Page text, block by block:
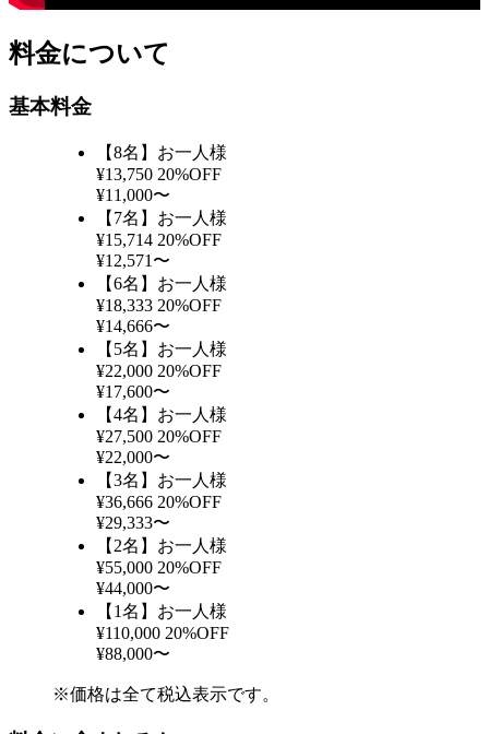
料金について
基本料金
【8名】お一人様
¥13,750 20%OFF
¥11,000〜
【7名】お一人様
¥15,714 20%OFF
¥12,571〜
【6名】お一人様
¥18,333 20%OFF
¥14,666〜
【5名】お一人様
¥22,000 20%OFF
¥17,600〜
【4名】お一人様
¥27,500 20%OFF
¥22,000〜
【3名】お一人様
¥36,666 20%OFF
¥29,333〜
【2名】お一人様
¥55,000 20%OFF
¥44,000〜
【1名】お一人様
¥110,000 20%OFF
¥88,000〜
※価格は全て税込表示です。